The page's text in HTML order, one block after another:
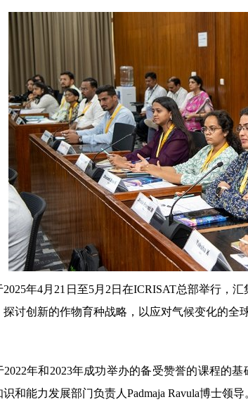
2025年4月21日至5月2日在ICRISAT总部举行，
探讨创新的作物育种战略，以应对气候变化的全
2022年和2023年成功举办的备受赞誉的课程的
识和能力发展部门负责人Padmaja Ravula博士领